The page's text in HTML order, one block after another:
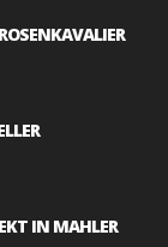
IN MAHLER